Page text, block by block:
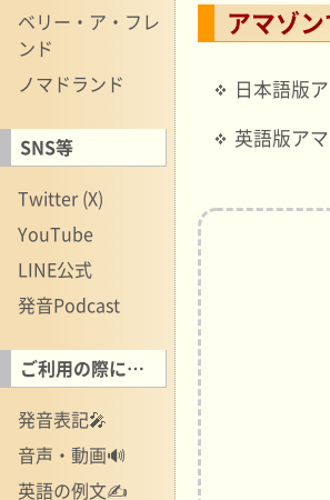
ベリー・ア・フレ
ンド
ノマドランド
SNS等
Twitter (X)
YouTube
LINE公式
発音Podcast
ご利用の際に…
発音表記🎤
音声・動画🔊
英語の例文✍
アマゾ
日本語版
英語版ア